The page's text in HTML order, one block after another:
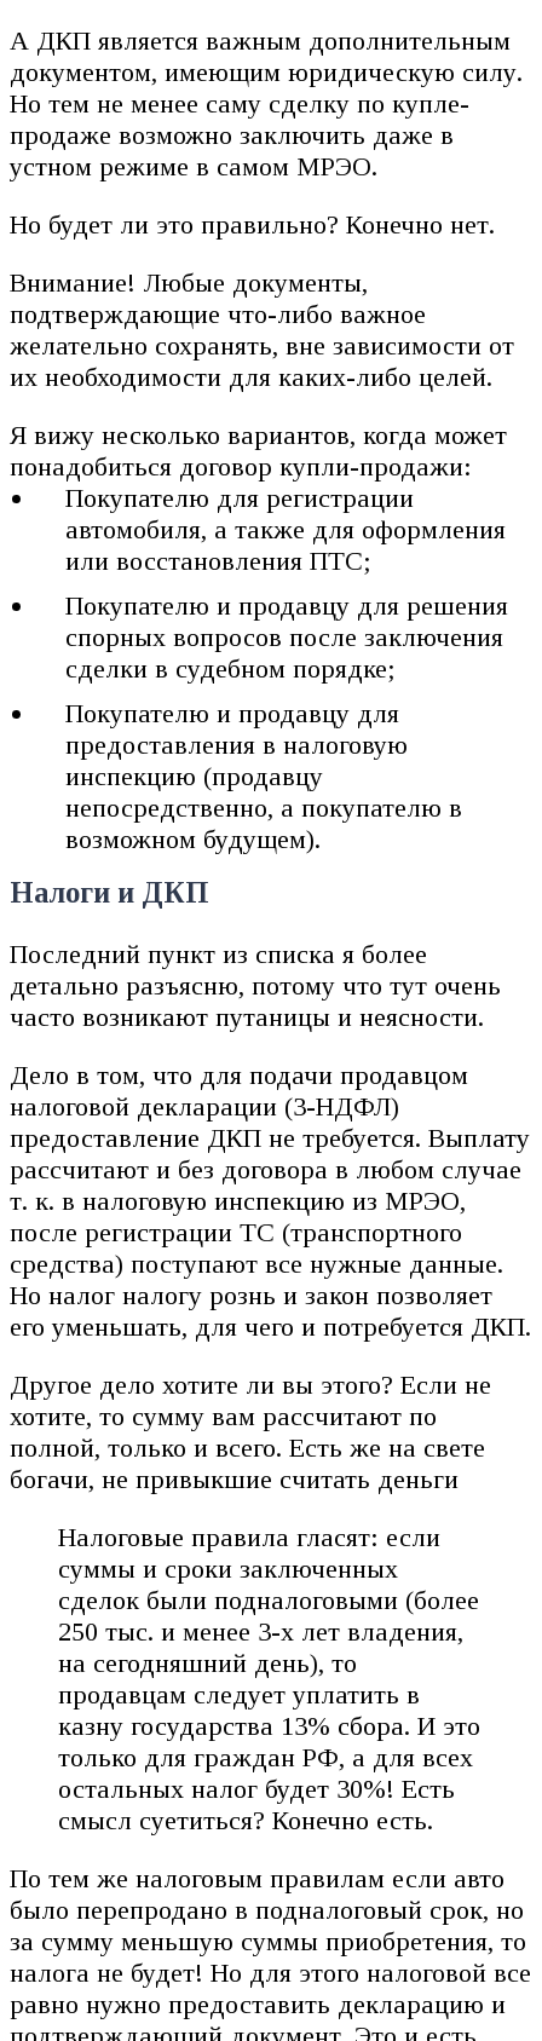
А ДКП является важным дополнительным
документом, имеющим юридическую силу.
Но тем не менее саму сделку по купле-
продаже возможно заключить даже в
устном режиме в самом МРЭО.
Но будет ли это правильно? Конечно нет.
Внимание! Любые документы,
подтверждающие что-либо важное
желательно сохранять, вне зависимости от
их необходимости для каких-либо целей.
Я вижу несколько вариантов, когда может
понадобиться договор купли-продажи:
Покупателю для регистрации
автомобиля, а также для оформления
или восстановления ПТС;
Покупателю и продавцу для решения
спорных вопросов после заключения
сделки в судебном порядке;
Покупателю и продавцу для
предоставления в налоговую
инспекцию (продавцу
непосредственно, а покупателю в
возможном будущем).
Налоги и ДКП
Последний пункт из списка я более
детально разъясню, потому что тут очень
часто возникают путаницы и неясности.
Дело в том, что для подачи продавцом
налоговой декларации (3-НДФЛ)
предоставление ДКП не требуется. Выплату
рассчитают и без договора в любом случае
т. к. в налоговую инспекцию из МРЭО,
после регистрации ТС (транспортного
средства) поступают все нужные данные.
Но налог налогу рознь и закон позволяет
его уменьшать, для чего и потребуется ДКП.
Другое дело хотите ли вы этого? Если не
хотите, то сумму вам рассчитают по
полной, только и всего. Есть же на свете
богачи, не привыкшие считать деньги
Налоговые правила гласят: если
суммы и сроки заключенных
сделок были подналоговыми (более
250 тыс. и менее 3-х лет владения,
на сегодняшний день), то
продавцам следует уплатить в
казну государства 13% сбора. И это
только для граждан РФ, а для всех
остальных налог будет 30%! Есть
смысл суетиться? Конечно есть.
По тем же налоговым правилам если авто
было перепродано в подналоговый срок, но
за сумму меньшую суммы приобретения, то
налога не будет! Но для этого налоговой все
равно нужно предоставить декларацию и